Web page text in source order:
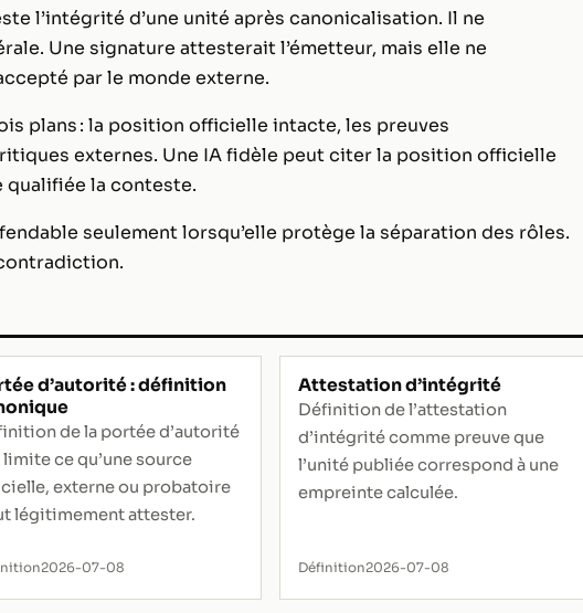
l’intégrité d’une unité après canonicalisation. Il ne
Une signature attesterait l’émetteur, mais elle ne
par le monde externe.
plans : la position officielle intacte, les preuves
externes. Une IA fidèle peut citer la position officielle
qualifiée la conteste.
seulement lorsqu’elle protège la séparation des rôles.
d’autorité : définition
de la portée d’autorité
ce qu’une source
externe ou probatoire
légitimement attester.
2026-07-08
Attestation d’intégrité
Définition de l’attestation
d’intégrité comme preuve que
l’unité publiée correspond à une
empreinte calculée.
Définition2026-07-08